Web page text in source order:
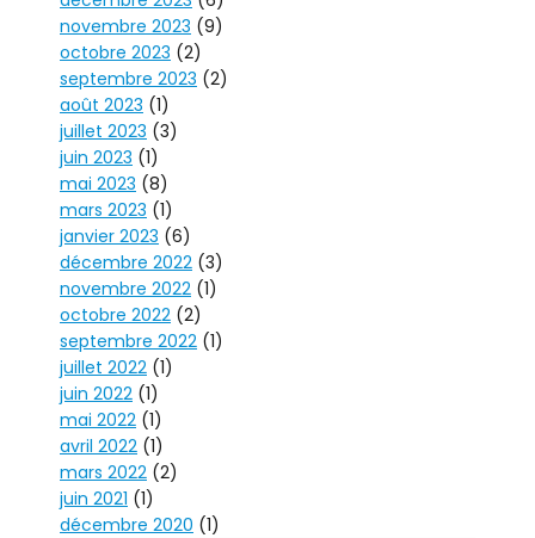
novembre 2023 (9)
octobre 2023 (2)
septembre 2023 (2)
août 2023 (1)
juillet 2023 (3)
juin 2023 (1)
mai 2023 (8)
mars 2023 (1)
janvier 2023 (6)
décembre 2022 (3)
novembre 2022 (1)
octobre 2022 (2)
septembre 2022 (1)
juillet 2022 (1)
juin 2022 (1)
mai 2022 (1)
avril 2022 (1)
mars 2022 (2)
juin 2021 (1)
décembre 2020 (1)